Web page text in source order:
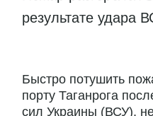
результате удара
Быстро потушить
порту Таганрога
сил Украины (ВСУ),